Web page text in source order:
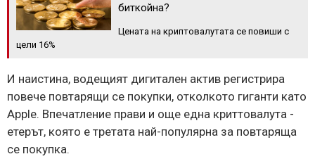
биткойна?
Цената на криптовалутата се повиши с
цели 16%
И наистина, водещият дигитален актив регистрира
повече повтарящи се покупки, отколкото гиганти като
Apple. Впечатление прави и още една криттовалута -
етерът, която е третата най-популярна за повтаряща
се покупка.